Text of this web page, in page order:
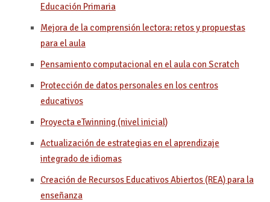
Educación Primaria
Mejora de la comprensión lectora: retos y propuestas
para el aula
Pensamiento computacional en el aula con Scratch
Protección de datos personales en los centros
educativos
Proyecta eTwinning (nivel inicial)
Actualización de estrategias en el aprendizaje
integrado de idiomas
Creación de Recursos Educativos Abiertos (REA) para la
enseñanza